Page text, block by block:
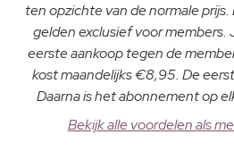
ten opzichte van de normale
gelden exclusief voor members.
eerste aankoop tegen de
kost maandelijks €8,95. De
Daarna is het abonnement op
Bekijk alle voordelen als